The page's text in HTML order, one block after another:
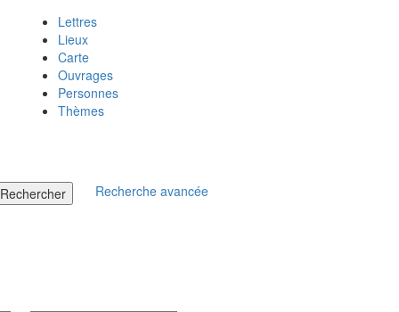
Lettres
Lieux
Carte
Ouvrages
Personnes
Thèmes
Rechercher Recherche avancée